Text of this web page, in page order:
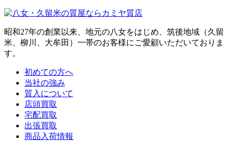
昭和27年の創業以来、地元の八女をはじめ、筑後地域（久留
米、柳川、大牟田）一帯のお客様にご愛顧いただいておりま
す。
初めての方へ
当社の強み
質入について
店頭買取
宅配買取
出張買取
商品入荷情報